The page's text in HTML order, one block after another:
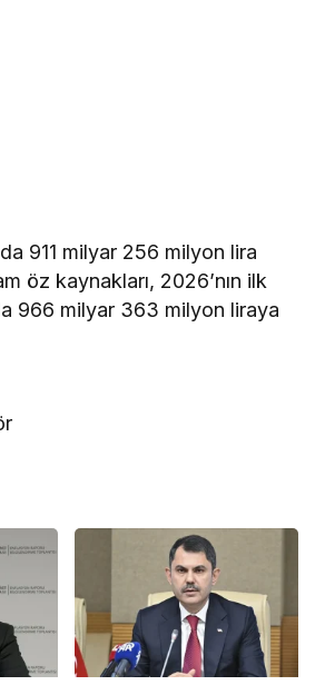
911 milyar 256 milyon lira
öz kaynakları, 2026’nın ilk
966 milyar 363 milyon liraya